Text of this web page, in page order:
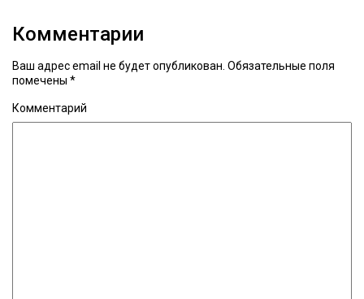
Комментарии
Ваш адрес email не будет опубликован. Обязательные поля
помечены *
Комментарий